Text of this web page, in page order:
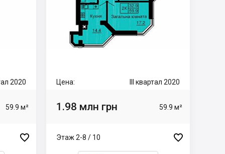
2020
59.9 м²

Цена: III квартал 2020
1.98 млн грн 59.9 м²
Этаж 2-8 / 10 